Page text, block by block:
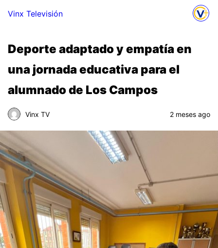
Vinx Televisión
Deporte adaptado y empatía en
una jornada educativa para el
alumnado de Los Campos
Vinx TV 2 meses ago